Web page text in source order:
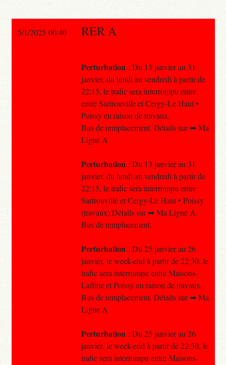
5/1/2025 00:40 RER A
Perturbation : Du 13 janvier au 31
janvier, du lundi au vendredi à partir de
22:15, le trafic sera interrompu entre
entre Sartrouville et Cergy-Le Haut •
Poissy en raison de travaux.
Bus de remplacement. Détails sur ➡ Ma
Ligne A
Perturbation : Du 13 janvier au 31
janvier, du lundi au vendredi à partir de
22:15, le trafic sera interrompu entre
Sartrouville et Cergy-Le Haut • Poissy
(travaux) Détails sur ➡ Ma Ligne A.
Bus de remplacement.
Perturbation : Du 25 janvier au 26
janvier, le week-end à partir de 22:30, le
trafic sera interrompu entre Maisons-
Laffitte et Poissy en raison de travaux.
Bus de remplacement. Détails sur ➡ Ma
Ligne A
Perturbation : Du 25 janvier au 26
janvier, le week-end à partir de 22:30, le
trafic sera interrompu entre Maisons-